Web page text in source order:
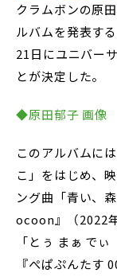
クラムボンの原
ルバムを発表す
21日にユニバー
とが決定した。
◆原田郁子 画像
このアルバムに
こ」をはじめ、
ング曲「青い、
ocoon』（2022
「とぅ まぁ で
『ぺぱぷんたす